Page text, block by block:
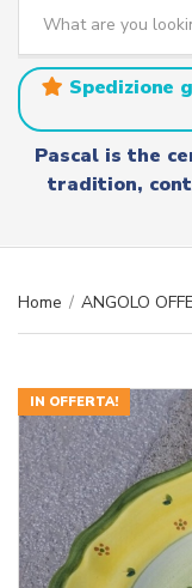
a
t
g
a
r
c
h
Spedizione
Pascal is the
tradition,
Home / ANGOLO
IN OFFERTA!